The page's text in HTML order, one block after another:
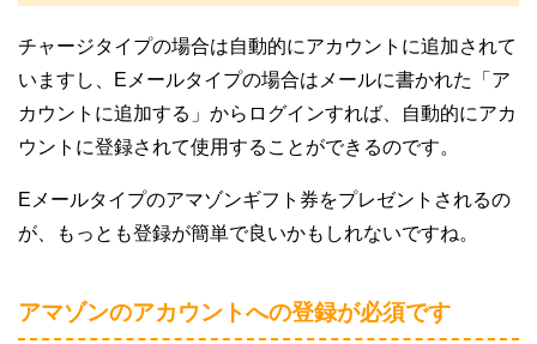
チャージタイプの場合は自動的にアカウントに追加されて
いますし、Eメールタイプの場合はメールに書かれた「ア
カウントに追加する」からログインすれば、自動的にアカ
ウントに登録されて使用することができるのです。
Eメールタイプのアマゾンギフト券をプレゼントされるの
が、もっとも登録が簡単で良いかもしれないですね。
アマゾンのアカウントへの登録が必須です